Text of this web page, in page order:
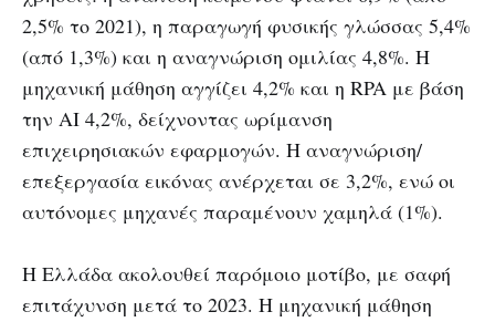
2,5% το 2021), η παραγωγή φυσικής γλώσσας 5,4%
(από 1,3%) και η αναγνώριση ομιλίας 4,8%. Η
μηχανική μάθηση αγγίζει 4,2% και η RPA με βάση
την ΑΙ 4,2%, δείχνοντας ωρίμανση
επιχειρησιακών εφαρμογών. Η αναγνώριση/
επεξεργασία εικόνας ανέρχεται σε 3,2%, ενώ οι
αυτόνομες μηχανές παραμένουν χαμηλά (1%).
Η Ελλάδα ακολουθεί παρόμοιο μοτίβο, με σαφή
επιτάχυνση μετά το 2023. Η μηχανική μάθηση